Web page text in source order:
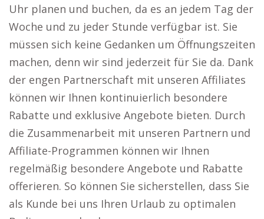
Uhr planen und buchen, da es an jedem Tag der
Woche und zu jeder Stunde verfügbar ist. Sie
müssen sich keine Gedanken um Öffnungszeiten
machen, denn wir sind jederzeit für Sie da. Dank
der engen Partnerschaft mit unseren Affiliates
können wir Ihnen kontinuierlich besondere
Rabatte und exklusive Angebote bieten. Durch
die Zusammenarbeit mit unseren Partnern und
Affiliate-Programmen können wir Ihnen
regelmäßig besondere Angebote und Rabatte
offerieren. So können Sie sicherstellen, dass Sie
als Kunde bei uns Ihren Urlaub zu optimalen